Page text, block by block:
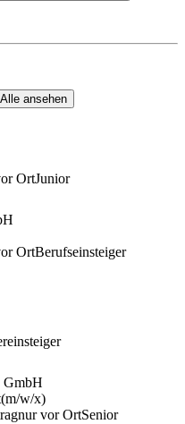
Alle ansehen
OrtJunior
OrtBerufseinsteiger
GmbH
(m/w/x)
nur vor OrtSenior